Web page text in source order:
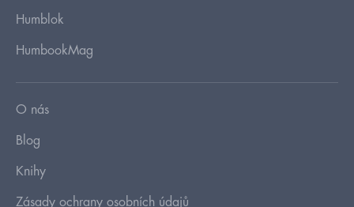
Humblok
HumbookMag
O nás
Blog
Knihy
Zásady ochrany osobních údajů